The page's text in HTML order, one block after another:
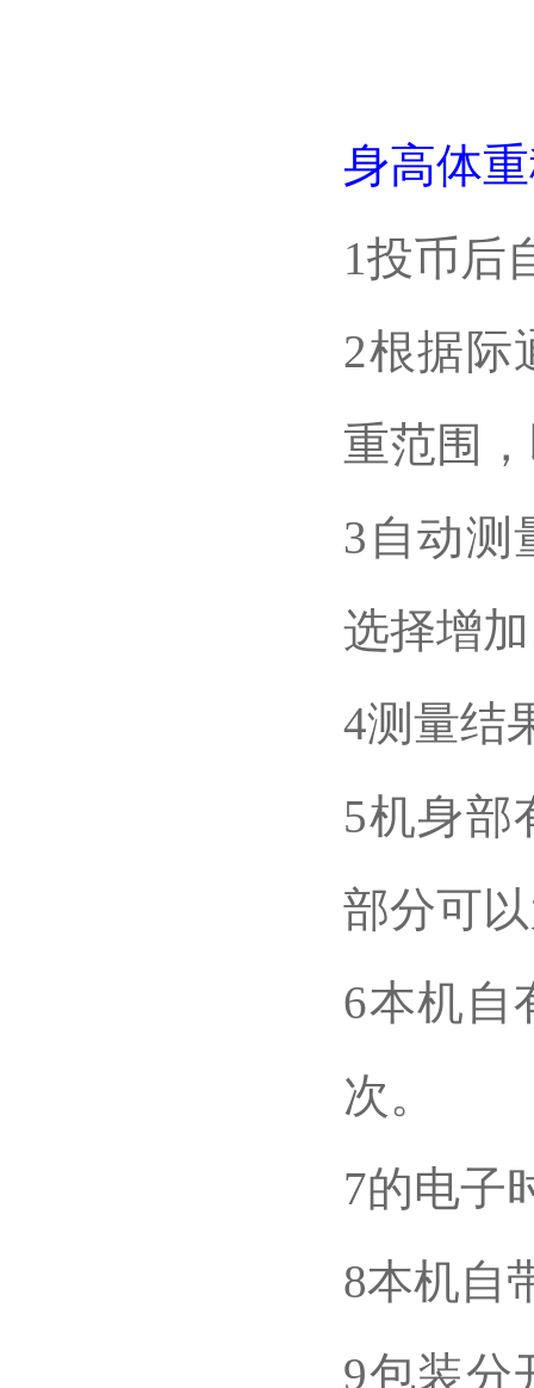
身高体
1投币后
2根据际
重范围
3自动测
选择增
4测量结
5机身部
部分可
6本机自
次。
7的电子
8本机自
9包装分